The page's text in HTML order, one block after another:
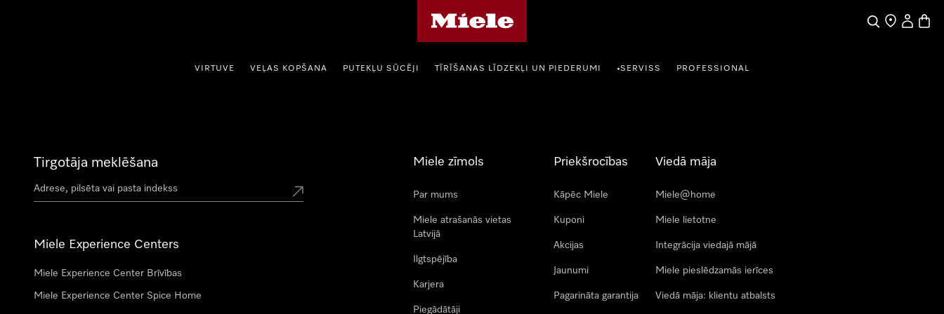
Meklēšana
TirgotājaLietotāja
VIRTUVE VEĻAS KOPŠANA PUTEKĻU SŪCĒJI TĪRĪŠANAS LĪDZEKĻI UN PIEDERUMI •SERVISS PROFESSIONAL
Tirgotāja meklēšana
Miele Experience Centers
Miele Experience Center Brīvības
Miele Experience Center Spice Home
Miele zīmols
Par mums
Miele atrašanās vietas
Latvijā
Ilgtspējība
Karjera
Piegādātāji
Priekšrocības
Kāpēc Miele
Kuponi
Akcijas
Jaunumi
Pagarināta garantija
Viedā māja
Miele@home
Miele lietotne
Integrācija viedajā mājā
Miele pieslēdzamās ierīces
Viedā māja: klientu atbalsts